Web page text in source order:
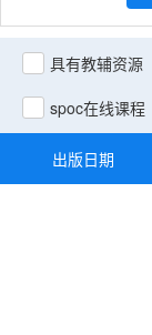
具有教辅资源
spoc在线课程
出版日期